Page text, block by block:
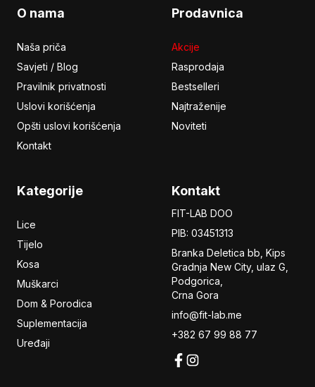
O nama
Naša priča
Savjeti / Blog
Pravilnik privatnosti
Uslovi korišćenja
Opšti uslovi korišćenja
Kontakt
Prodavnica
Akcije
Rasprodaja
Bestselleri
Najtraženije
Noviteti
Kategorije
Lice
Tijelo
Kosa
Muškarci
Dom & Porodica
Suplementacija
Uređaji
Kontakt
FIT-LAB DOO
PIB: 03451313
Branka Deletica bb, Kips
Gradnja New City, ulaz G,
Podgorica,
Crna Gora
info@fit-lab.me
+382 67 99 88 77